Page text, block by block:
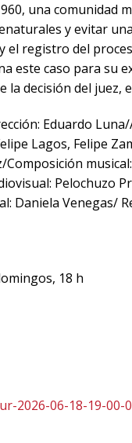
una comunidad
y evitar
el registro del
este caso para su
la decisión del
Eduardo
Lagos, Felipe
Composición
Pelochuzo
Daniela Venegas/
18 h
2026-06-18-19-00-